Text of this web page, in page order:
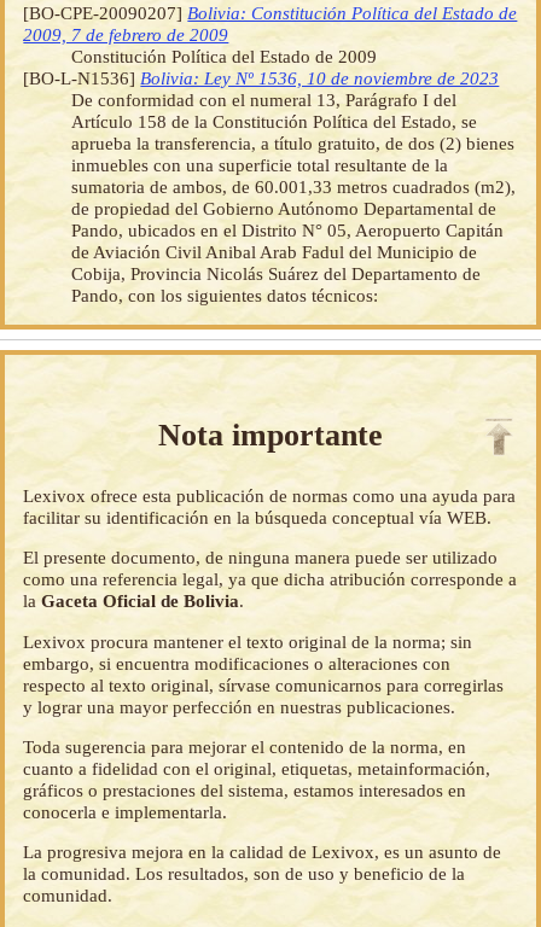
[BO-CPE-20090207] Bolivia: Constitución Política del Estado de
2009, 7 de febrero de 2009
Constitución Política del Estado de 2009
[BO-L-N1536] Bolivia: Ley Nº 1536, 10 de noviembre de 2023
De conformidad con el numeral 13, Parágrafo I del
Artículo 158 de la Constitución Política del Estado, se
aprueba la transferencia, a título gratuito, de dos (2) bienes
inmuebles con una superficie total resultante de la
sumatoria de ambos, de 60.001,33 metros cuadrados (m2),
de propiedad del Gobierno Autónomo Departamental de
Pando, ubicados en el Distrito N° 05, Aeropuerto Capitán
de Aviación Civil Anibal Arab Fadul del Municipio de
Cobija, Provincia Nicolás Suárez del Departamento de
Pando, con los siguientes datos técnicos:
Nota importante
Lexivox ofrece esta publicación de normas como una ayuda para
facilitar su identificación en la búsqueda conceptual vía WEB.
El presente documento, de ninguna manera puede ser utilizado
como una referencia legal, ya que dicha atribución corresponde a
laGaceta Oficial de Bolivia.
Lexivox procura mantener el texto original de la norma; sin
embargo, si encuentra modificaciones o alteraciones con
respecto al texto original, sírvase comunicarnos para corregirlas
y lograr una mayor perfección en nuestras publicaciones.
Toda sugerencia para mejorar el contenido de la norma, en
cuanto a fidelidad con el original, etiquetas, metainformación,
gráficos o prestaciones del sistema, estamos interesados en
conocerla e implementarla.
La progresiva mejora en la calidad de Lexivox, es un asunto de
la comunidad. Los resultados, son de uso y beneficio de la
comunidad.